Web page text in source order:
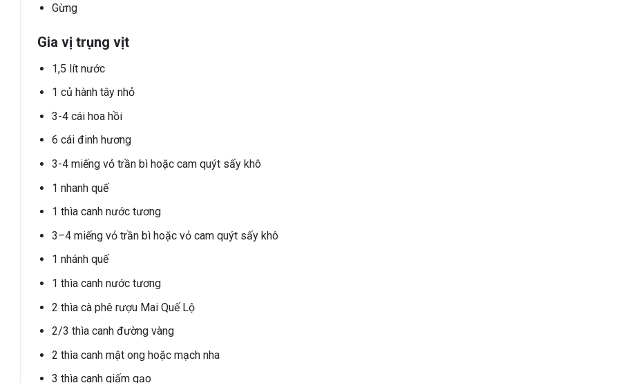
Gừng
Gia vị trụng vịt
1,5 lít nước
1 củ hành tây nhỏ
3-4 cái hoa hồi
6 cái đinh hương
3-4 miếng vỏ trần bì hoặc cam quýt sấy khô
1 nhanh quế
1 thìa canh nước tương
3–4 miếng vỏ trần bì hoặc vỏ cam quýt sấy khô
1 nhánh quế
1 thìa canh nước tương
2 thìa cà phê rượu Mai Quế Lộ
2/3 thìa canh đường vàng
2 thìa canh mật ong hoặc mạch nha
3 thìa canh giấm gạo